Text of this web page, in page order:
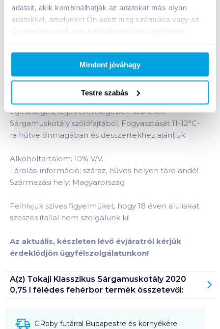
adatait, akik kombinálhatják az adatokat más olyan
adatokkal, amelyeket Ön adott meg számukra vagy az
Ön által használt más szolgáltatásokból gyűjtöttek.
Mindent jóváhagy
Testre szabás
Termékleírás a(z)
fehérbortermékhez:
Oltalom alatt álló eredetmegjelölésű félédes
fehérbor.
Friss, gyümölcsös, könnyed Tokaji bor, amely
modern borászati technológiával készült az
egészséges, teljes érettségében szüretelt
Sárgamuskotály szőlőfajtából. Fogyasztását 11-12°C-
ra hűtve önmagában és desszertekhez ajánljuk.
Alkoholtartalom: 10% V/V.
Tárolási információ: száraz, hűvös helyen tárolandó!
Származási hely: Magyarország
Felhívjuk szíves figyelmüket, hogy 18 éven aluliakat
szeszes itallal nem szolgálunk ki!
Az aktuális, készleten lévő évjáratról kérjük
érdeklődjön ügyfélszolgálatunkon!
A(z) Tokaji Klasszikus Sárgamuskotály 2020
0,75 l félédes fehérbor termék összetevői:
GRoby futárral Budapestre és környékére